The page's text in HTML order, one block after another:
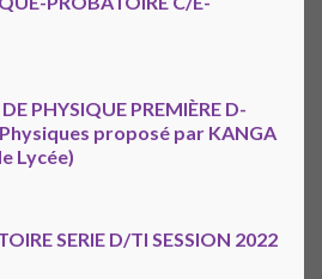
PHYSIQUE PREMIÈRE D-
proposé par KANGA
Lycée)
SERIE D/TI SESSION 2022